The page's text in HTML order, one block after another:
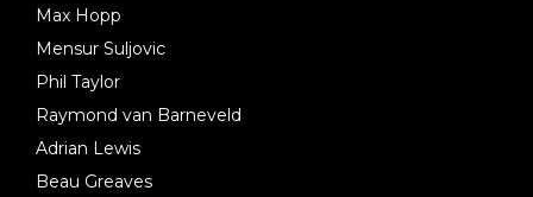
Max Hopp
Mensur Suljovic
Phil Taylor
Raymond van Barneveld
Adrian Lewis
Beau Greaves